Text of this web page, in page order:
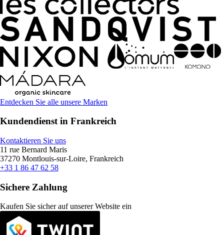
Entdecken Sie alle unsere Marken
Kundendienst in Frankreich
Kontaktieren Sie uns
11 rue Bernard Maris
37270 Montlouis-sur-Loire, Frankreich
+33 1 86 47 62 58
Sichere Zahlung
Kaufen Sie sicher auf unserer Website ein